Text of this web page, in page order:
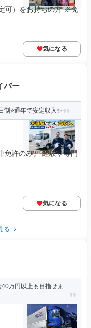
可）をお持ちの方 ※免
気になる
バー
制⭐通年で安定収入✨
免許のみ。 経験や専門
気になる
る
万円以上も目指せま